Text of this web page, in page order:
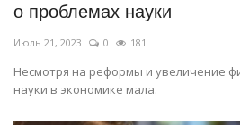
о проблемах науки
Июль 21, 2023 0 181
Несмотря на реформы и увеличение
науки в экономике мала.